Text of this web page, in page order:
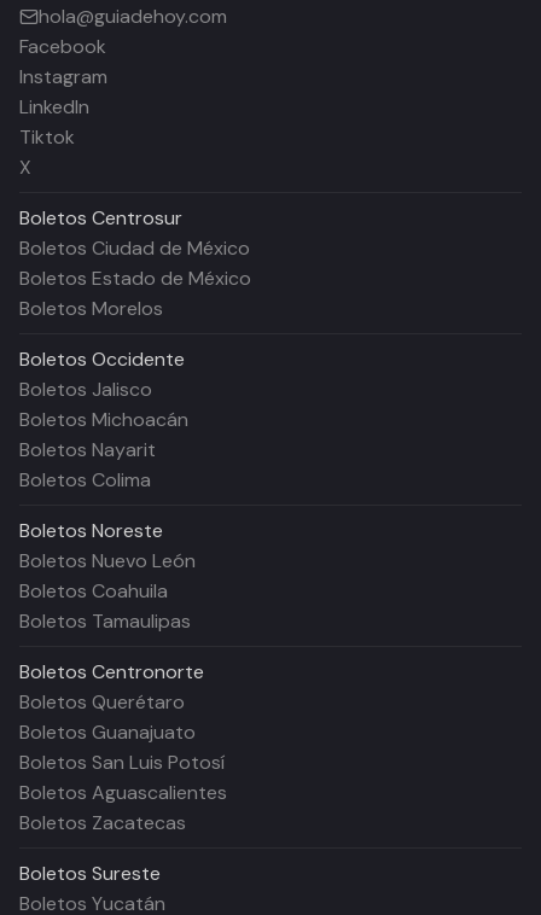
hola@guiadehoy.com
Facebook
Instagram
LinkedIn
Tiktok
X
Boletos Centrosur
Boletos Ciudad de México
Boletos Estado de México
Boletos Morelos
Boletos Occidente
Boletos Jalisco
Boletos Michoacán
Boletos Nayarit
Boletos Colima
Boletos Noreste
Boletos Nuevo León
Boletos Coahuila
Boletos Tamaulipas
Boletos Centronorte
Boletos Querétaro
Boletos Guanajuato
Boletos San Luis Potosí
Boletos Aguascalientes
Boletos Zacatecas
Boletos Sureste
Boletos Yucatán